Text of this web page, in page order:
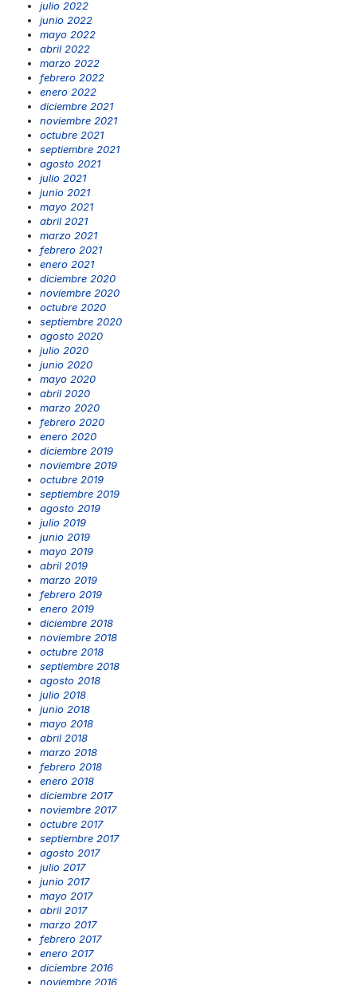
julio 2022
junio 2022
mayo 2022
abril 2022
marzo 2022
febrero 2022
enero 2022
diciembre 2021
noviembre 2021
octubre 2021
septiembre 2021
agosto 2021
julio 2021
junio 2021
mayo 2021
abril 2021
marzo 2021
febrero 2021
enero 2021
diciembre 2020
noviembre 2020
octubre 2020
septiembre 2020
agosto 2020
julio 2020
junio 2020
mayo 2020
abril 2020
marzo 2020
febrero 2020
enero 2020
diciembre 2019
noviembre 2019
octubre 2019
septiembre 2019
agosto 2019
julio 2019
junio 2019
mayo 2019
abril 2019
marzo 2019
febrero 2019
enero 2019
diciembre 2018
noviembre 2018
octubre 2018
septiembre 2018
agosto 2018
julio 2018
junio 2018
mayo 2018
abril 2018
marzo 2018
febrero 2018
enero 2018
diciembre 2017
noviembre 2017
octubre 2017
septiembre 2017
agosto 2017
julio 2017
junio 2017
mayo 2017
abril 2017
marzo 2017
febrero 2017
enero 2017
diciembre 2016
noviembre 2016